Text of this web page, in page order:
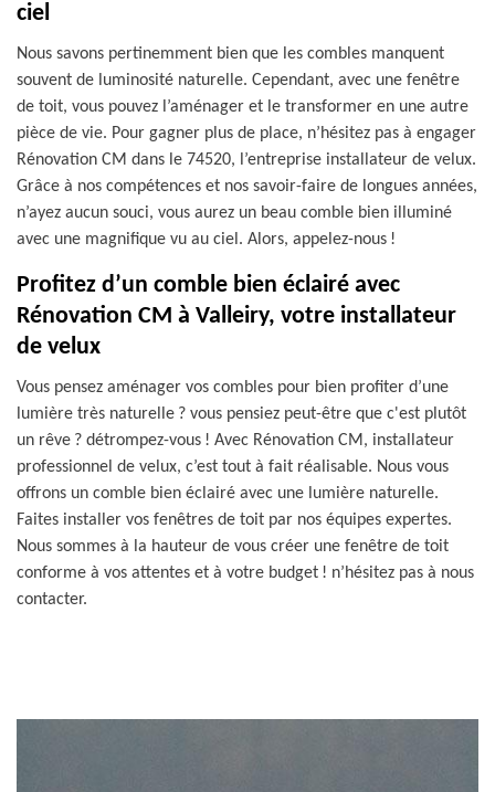
ciel
Nous savons pertinemment bien que les combles manquent
souvent de luminosité naturelle. Cependant, avec une fenêtre
de toit, vous pouvez l’aménager et le transformer en une autre
pièce de vie. Pour gagner plus de place, n’hésitez pas à engager
Rénovation CM dans le 74520, l’entreprise installateur de velux.
Grâce à nos compétences et nos savoir-faire de longues années,
n’ayez aucun souci, vous aurez un beau comble bien illuminé
avec une magnifique vu au ciel. Alors, appelez-nous !
Profitez d’un comble bien éclairé avec
Rénovation CM à Valleiry, votre installateur
de velux
Vous pensez aménager vos combles pour bien profiter d’une
lumière très naturelle ? vous pensiez peut-être que c'est plutôt
un rêve ? détrompez-vous ! Avec Rénovation CM, installateur
professionnel de velux, c’est tout à fait réalisable. Nous vous
offrons un comble bien éclairé avec une lumière naturelle.
Faites installer vos fenêtres de toit par nos équipes expertes.
Nous sommes à la hauteur de vous créer une fenêtre de toit
conforme à vos attentes et à votre budget ! n’hésitez pas à nous
contacter.